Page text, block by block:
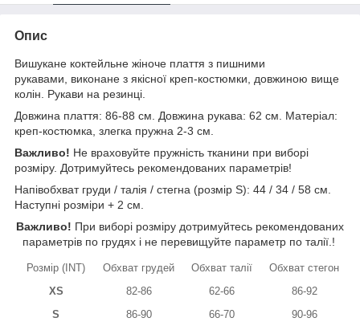
Опис
Вишукане коктейльне жіноче плаття з пишними
рукавами, виконане з якісної креп-костюмки, довжиною вище
колін. Рукави на резинці.
Довжина плаття: 86-88 см. Довжина рукава: 62 см. Матеріал:
креп-костюмка, злегка пружна 2-3 см.
Важливо! Не враховуйте пружність тканини при виборі
розміру. Дотримуйтесь рекомендованих параметрів!
Напівобхват груди / талія / стегна (розмір S): 44 / 34 / 58 см.
Наступні розміри + 2 см.
Важливо! При виборі розміру дотримуйтесь рекомендованих
параметрів по грудях і не перевищуйте параметр по талії.!
Розмір (INT) Обхват грудей Обхват талії
Обхват стегон
XS
82-86 62-66
86-92
S
86-90 66-70
90-96